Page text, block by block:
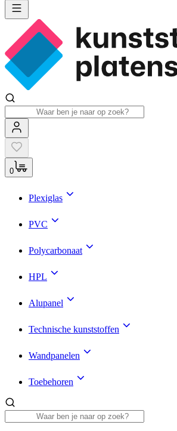
0
Plexiglas
PVC
Polycarbonaat
HPL
Alupanel
Technische kunststoffen
Wandpanelen
Toebehoren